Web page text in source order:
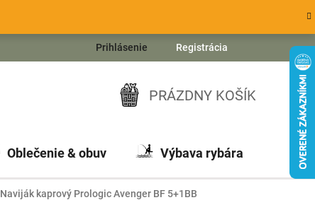
Prihlásenie Registrácia
NÁKUPNÝ
KOŠÍK
PRÁZDNY KOŠÍK
Oblečenie & obuv Výbava rybára
Naviják kaprový Prologic Avenger BF 5+1BB